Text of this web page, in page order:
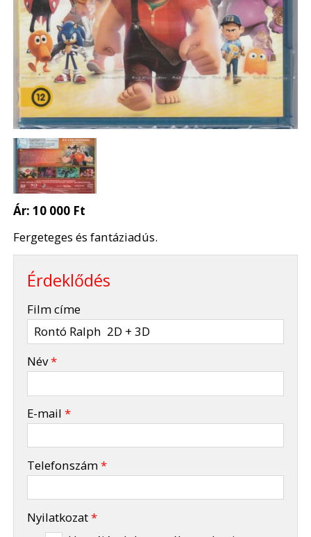
Ár:10 000 Ft
Fergeteges és fantáziadús.
Érdeklődés
Film címe
Név*
E-mail*
Telefonszám*
Nyilatkozat*